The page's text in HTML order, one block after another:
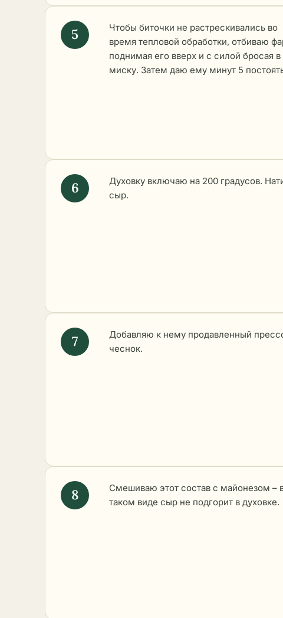
Чтобы биточки не растрескивались во
время тепловой обработки, отбиваю
поднимая его вверх и с силой бросая в
миску. Затем даю ему минут 5
Духовку включаю на 200 градусов.
сыр.
Добавляю к нему продавленный
чеснок.
Смешиваю этот состав с майонезом –
таком виде сыр не подгорит в духовке.